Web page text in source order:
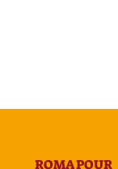
ROMA POUR